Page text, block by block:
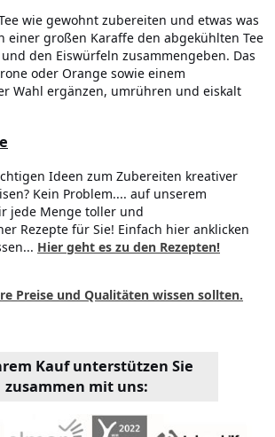
wie gewohnt zubereiten und etwas was
einer großen Karaffe den abgekühlten Tee
den Eiswürfeln zusammengeben. Das
oder Orange sowie einem
Wahl ergänzen, umrühren und eiskalt
Ideen zum Zubereiten kreativer
Kein Problem.... auf unserem
jede Menge toller und
Rezepte für Sie! Einfach hier anklicken
Hier geht es zu den Rezepten!
Preise und Qualitäten wissen sollten.
Kauf unterstützen Sie
zusammen mit uns: